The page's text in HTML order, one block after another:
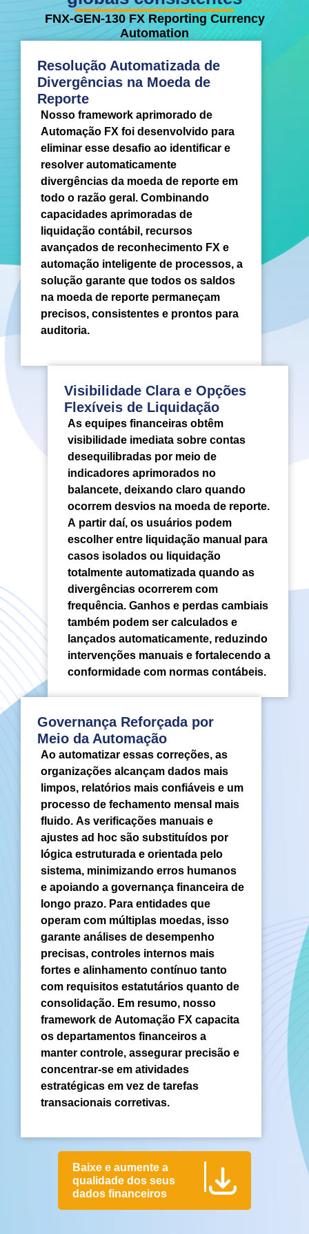
FNX-GEN-130 FX Reporting Currency
Automation
Resolução Automatizada de
Divergências na Moeda de
Reporte
Nosso framework aprimorado de
Automação FX foi desenvolvido para
eliminar esse desafio ao identificar e
resolver automaticamente
divergências da moeda de reporte em
todo o razão geral. Combinando
capacidades aprimoradas de
liquidação contábil, recursos
avançados de reconhecimento FX e
automação inteligente de processos, a
solução garante que todos os saldos
na moeda de reporte permaneçam
precisos, consistentes e prontos para
auditoria.
Visibilidade Clara e Opções
Flexíveis de Liquidação
As equipes financeiras obtêm
visibilidade imediata sobre contas
desequilibradas por meio de
indicadores aprimorados no
balancete, deixando claro quando
ocorrem desvios na moeda de reporte.
A partir daí, os usuários podem
escolher entre liquidação manual para
casos isolados ou liquidação
totalmente automatizada quando as
divergências ocorrerem com
frequência. Ganhos e perdas cambiais
também podem ser calculados e
lançados automaticamente, reduzindo
intervenções manuais e fortalecendo a
conformidade com normas contábeis.
Governança Reforçada por
Meio da Automação
Ao automatizar essas correções, as
organizações alcançam dados mais
limpos, relatórios mais confiáveis e um
processo de fechamento mensal mais
fluido. As verificações manuais e
ajustes ad hoc são substituídos por
lógica estruturada e orientada pelo
sistema, minimizando erros humanos
e apoiando a governança financeira de
longo prazo. Para entidades que
operam com múltiplas moedas, isso
garante análises de desempenho
precisas, controles internos mais
fortes e alinhamento contínuo tanto
com requisitos estatutários quanto de
consolidação. Em resumo, nosso
framework de Automação FX capacita
os departamentos financeiros a
manter controle, assegurar precisão e
concentrar-se em atividades
estratégicas em vez de tarefas
transacionais corretivas.
Baixe e aumente a
qualidade dos seus
dados financeiros